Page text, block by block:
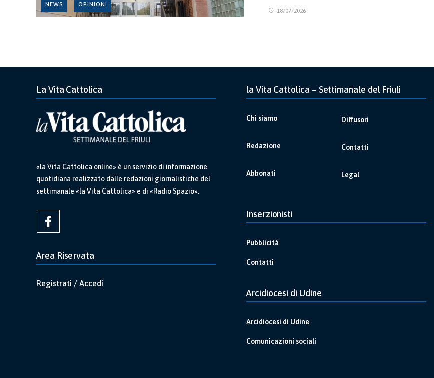
NEWS OPINIONI
18/07/2026
La Vita Cattolica
«la Vita Cattolica online» è un servizio di informazione
quotidiana realizzato dalle redazioni giornalistiche del
settimanale «la Vita Cattolica» e di «Radio Spazio».
Area Riservata
Registrati / Accedi
la Vita Cattolica – Settimanale del Friuli
Chi siamo
Redazione
Abbonati
Diffusori
Contatti
Legal
Inserzionisti
Pubblicità
Contatti
Arcidiocesi di Udine
Arcidiocesi di Udine
Comunicazioni sociali